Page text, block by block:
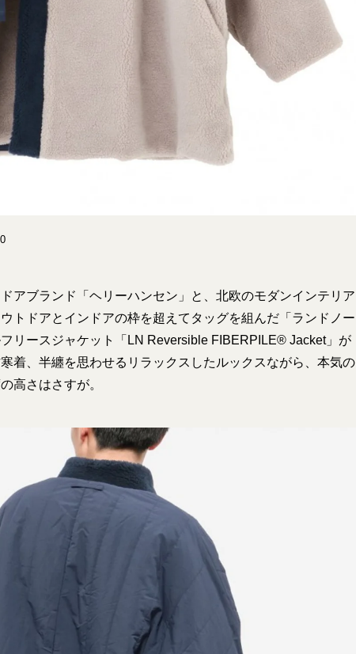
アブランド「ヘリーハンセン」と、北欧のモダンインテリア
トドアとインドアの枠を超えてタッグを組んだ「ランドノー
リースジャケット「LN Reversible FIBERPILE® Jacket」が
着、半纏を思わせるリラックスしたルックスながら、本気の
高さはさすが。